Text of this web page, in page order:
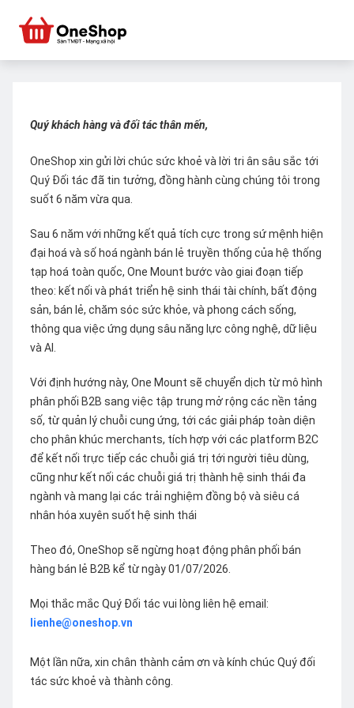
Quý khách hàng và đối tác thân mến,
OneShop xin gửi lời chúc sức khoẻ và lời tri ân sâu sắc tới
Quý Đối tác đã tin tưởng, đồng hành cùng chúng tôi trong
suốt 6 năm vừa qua.
Sau 6 năm với những kết quả tích cực trong sứ mệnh hiện
đại hoá và số hoá ngành bán lẻ truyền thống của hệ thống
tạp hoá toàn quốc, One Mount bước vào giai đoạn tiếp
theo: kết nối và phát triển hệ sinh thái tài chính, bất động
sản, bán lẻ, chăm sóc sức khỏe, và phong cách sống,
thông qua việc ứng dụng sâu năng lực công nghệ, dữ liệu
và AI.
Với định hướng này, One Mount sẽ chuyển dịch từ mô hình
phân phối B2B sang việc tập trung mở rộng các nền tảng
số, từ quản lý chuỗi cung ứng, tới các giải pháp toàn diện
cho phân khúc merchants, tích hợp với các platform B2C
để kết nối trực tiếp các chuỗi giá trị tới người tiêu dùng,
cũng như kết nối các chuỗi giá trị thành hệ sinh thái đa
ngành và mang lại các trải nghiệm đồng bộ và siêu cá
nhân hóa xuyên suốt hệ sinh thái
Theo đó, OneShop sẽ ngừng hoạt động phân phối bán
hàng bán lẻ B2B kể từ ngày 01/07/2026.
Mọi thắc mắc Quý Đối tác vui lòng liên hệ email:
lienhe@oneshop.vn
Một lần nữa, xin chân thành cảm ơn và kính chúc Quý đối
tác sức khoẻ và thành công.